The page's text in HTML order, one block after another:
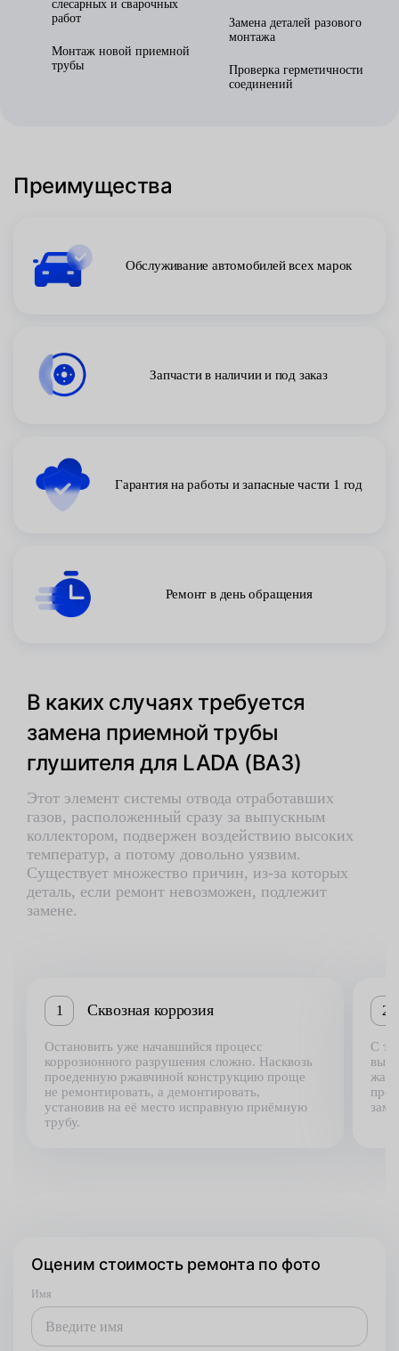
слесарных и сварочных
работ
Монтаж новой приемной
трубы
Замена деталей разового
монтажа
Проверка герметичности
соединений
Преимущества
Обслуживание автомобилей всех марок
Запчасти в наличии и под заказ
Гарантия на работы и запасные части 1 год
Ремонт в день обращения
В каких случаях требуется
замена приемной трубы
глушителя для LADA (ВАЗ)
Этот элемент системы отвода отработавших
газов, расположенный сразу за выпускным
коллектором, подвержен воздействию высоких
температур, а потому довольно уязвим.
Существует множество причин, из-за которых
деталь, если ремонт невозможен, подлежит
замене.
1 Сквозная коррозия
Остановить уже начавшийся процесс
коррозионного разрушения сложно. Насквозь
проеденную ржавчиной конструкцию проще
не ремонтировать, а демонтировать,
установив на её место исправную приёмную
трубу.
2
С
Оценим стоимость ремонта по фото
Имя